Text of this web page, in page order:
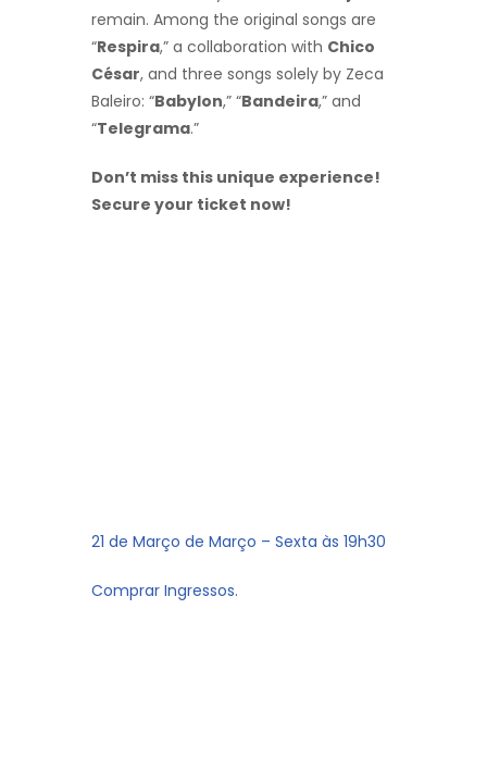
remain. Among the original songs are
“Respira,” a collaboration with Chico
César, and three songs solely by Zeca
Baleiro: “Babylon,” “Bandeira,” and
“Telegrama.”
Don’t miss this unique experience!
Secure your ticket now!
21 de Março de Março – Sexta às 19h30
Comprar Ingressos.